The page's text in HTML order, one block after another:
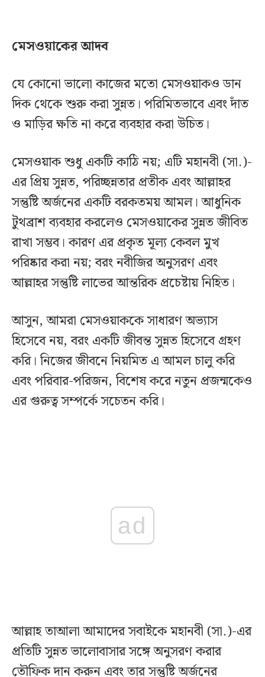
মেসওয়াকের আদব
যে কোনো ভালো কাজের মতো মেসওয়াকও ডান
দিক থেকে শুরু করা সুন্নত। পরিমিতভাবে এবং দাঁত
ও মাড়ির ক্ষতি না করে ব্যবহার করা উচিত।
মেসওয়াক শুধু একটি কাঠি নয়; এটি মহানবী (সা.)-
এর প্রিয় সুন্নত, পরিচ্ছন্নতার প্রতীক এবং আল্লাহর
সন্তুষ্টি অর্জনের একটি বরকতময় আমল। আধুনিক
টুথব্রাশ ব্যবহার করলেও মেসওয়াকের সুন্নত জীবিত
রাখা সম্ভব। কারণ এর প্রকৃত মূল্য কেবল মুখ
পরিষ্কার করা নয়; বরং নবীজির অনুসরণ এবং
আল্লাহর সন্তুষ্টি লাভের আন্তরিক প্রচেষ্টায় নিহিত।
আসুন, আমরা মেসওয়াককে সাধারণ অভ্যাস
হিসেবে নয়, বরং একটি জীবন্ত সুন্নত হিসেবে গ্রহণ
করি। নিজের জীবনে নিয়মিত এ আমল চালু করি
এবং পরিবার-পরিজন, বিশেষ করে নতুন প্রজন্মকেও
এর গুরুত্ব সম্পর্কে সচেতন করি।
ad
আল্লাহ তাআলা আমাদের সবাইকে মহানবী (সা.)-এর
প্রতিটি সুন্নত ভালোবাসার সঙ্গে অনুসরণ করার
তৌফিক দান করুন এবং তার সন্তুষ্টি অর্জনের